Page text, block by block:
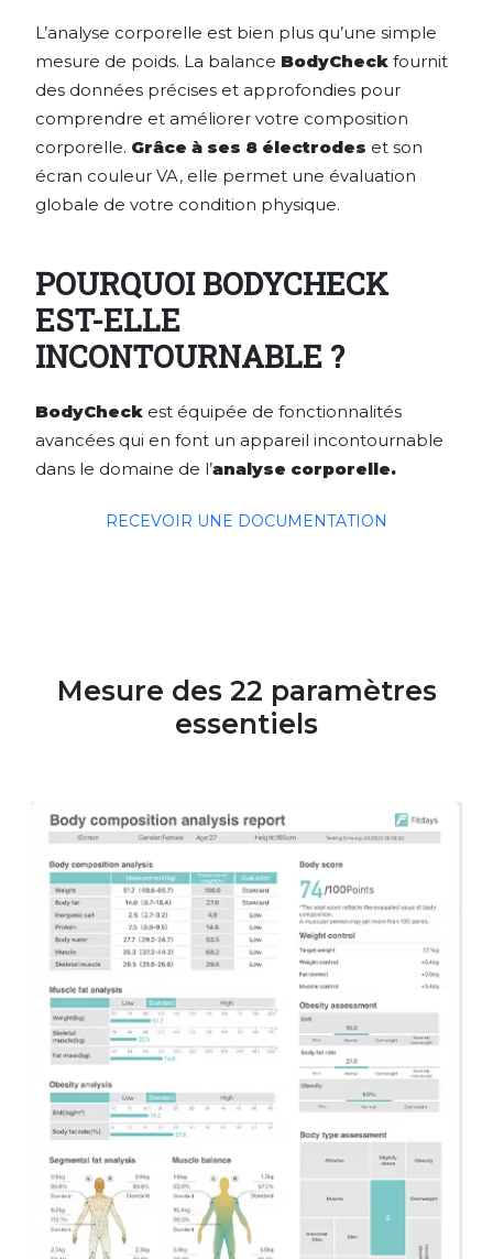
L’analyse corporelle est bien plus qu’une simple
mesure de poids. La balance BodyCheckfournit
des données précises et approfondies pour
comprendre et améliorer votre composition
corporelle. Grâce à ses 8 électrodes et son
écran couleur VA, elle permet une évaluation
globale de votre condition physique.
POURQUOI BODYCHECK
EST-ELLE
INCONTOURNABLE ?
BodyCheckest équipée de fonctionnalités
avancées qui en font un appareil incontournable
dans le domaine de l’analyse corporelle.
RECEVOIR UNE DOCUMENTATION
Mesure des 22 paramètres
essentiels